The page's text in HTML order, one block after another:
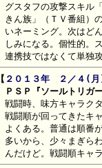
グスタフの攻撃スキル
きん族」（ＴＶ番組）
いネーミング。次はど
しみになる。個性的。
【 ２０１３年　２／４(
ＰＳＰ『ソールトリガ
戦闘時、味方キャラク
戦闘順が回ってきたキ
よくある。普通は順番
多いから、少々まぎら